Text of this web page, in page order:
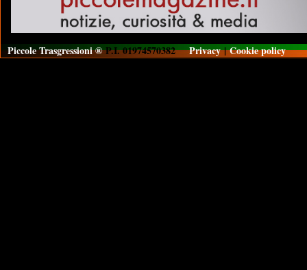
Piccole Trasgressioni ®P.I. 01974570382Privacy|Cookie policy